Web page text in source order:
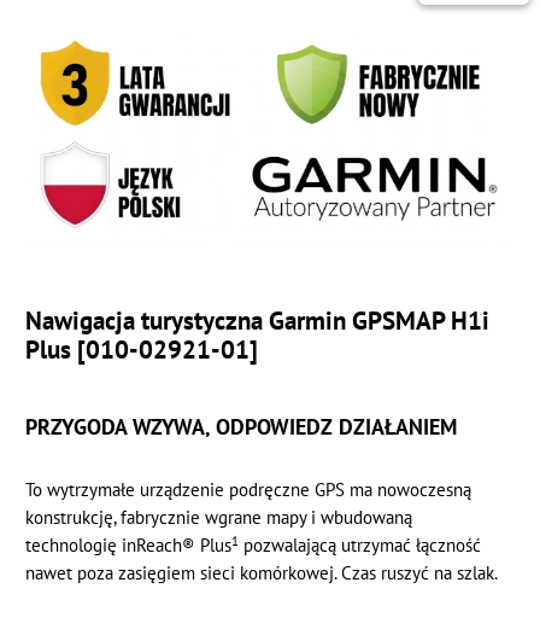
Nawigacja turystyczna Garmin GPSMAP H1i
Plus [010-02921-01]
PRZYGODA WZYWA, ODPOWIEDZ DZIAŁANIEM
To wytrzymałe urządzenie podręczne GPS ma nowoczesną
konstrukcję, fabrycznie wgrane mapy i wbudowaną
technologię inReach® Plus1 pozwalającą utrzymać łączność
nawet poza zasięgiem sieci komórkowej. Czas ruszyć na szlak.